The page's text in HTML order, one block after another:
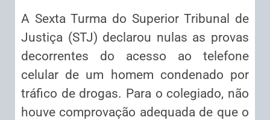
A Sexta Turma do Superior Tribunal de
Justiça (STJ) declarou nulas as provas
decorrentes do acesso ao telefone
celular de um homem condenado por
tráfico de drogas. Para o colegiado, não
houve comprovação adequada de que o